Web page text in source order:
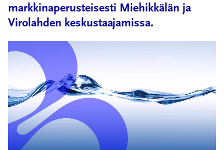
markkinaperusteisesti Miehikkälän ja
Virolahden keskustaajamissa.